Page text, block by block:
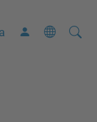
Cerca
C